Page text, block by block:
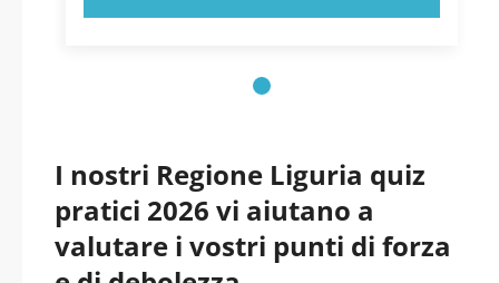
I nostri Regione Liguria quiz
pratici 2026 vi aiutano a
valutare i vostri punti di forza